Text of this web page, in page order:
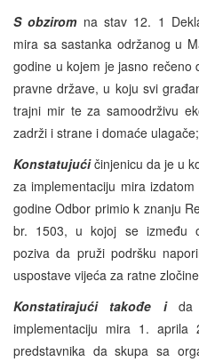
S obzirom na stav 12. 1
mira sa sastanka održanog u
godine u kojem je jasno rečeno
pravne države, u koju svi
trajni mir te za samoodrživu
zadrži i strane i domaće ulagače;
Konstatujućičinjenicu da je u
za implementaciju mira
godine Odbor primio k znanju
br. 1503, u kojoj se između
poziva da pruži podršku
uspostave vijeća za ratne
Konstatirajući takođe ida
implementaciju mira 1.
predstavnika da skupa sa